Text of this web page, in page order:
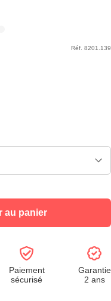
Réf. 8201.139
au panier
Paiement
sécurisé
Garantie
2 ans